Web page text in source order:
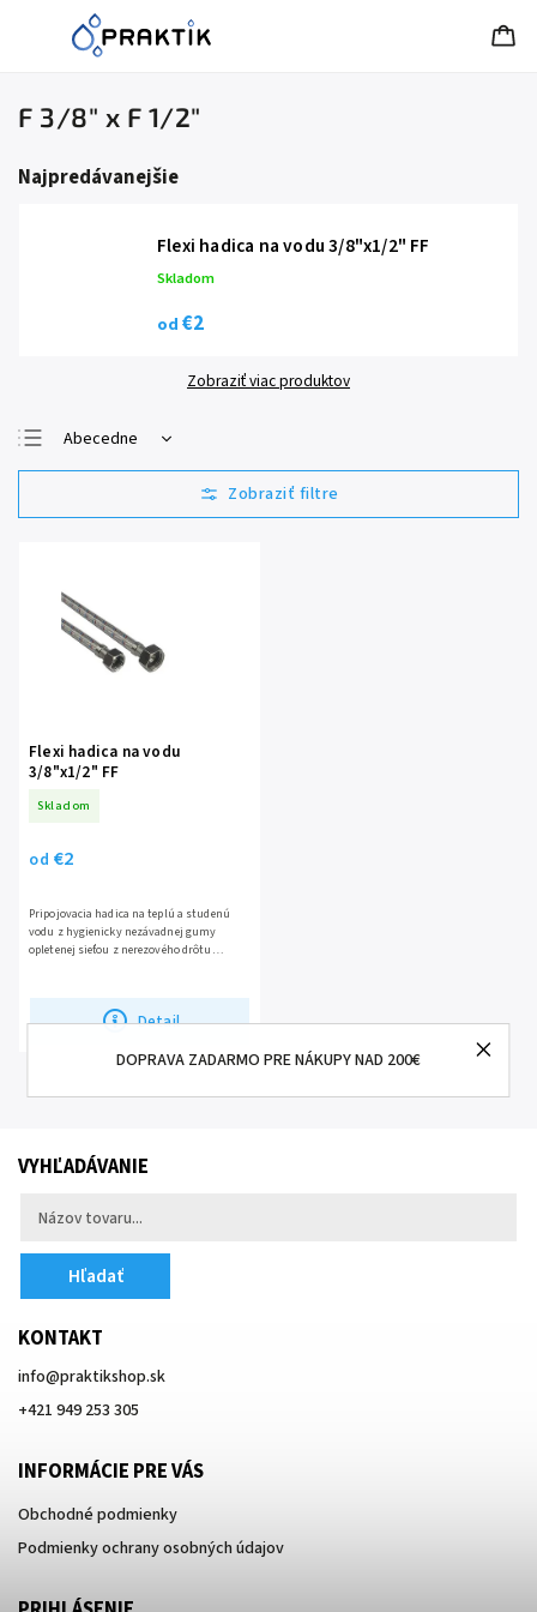
DOPRAVA ZADARMO PRE NÁKUPY NAD 200€
F 3/8" x F 1/2"
Najpredávanejšie
Flexi hadica na vodu 3/8"x1/2" FF
Skladom
od €2
Zobraziť viac produktov
Abecedne
Najlacnejšie
Najdrahšie
Flexi hadica na vodu
3/8"x1/2" FF
Skladom
od €2
Detail
Pripojovacia hadica na teplú a studenú
vodu z hygienicky nezávadnej gumy
opletenej sieťou z nerezového drôtu
VYHĽADÁVANIE
Hľadať
KONTAKT
info@praktikshop.sk
+421 949 253 305
INFORMÁCIE PRE VÁS
Obchodné podmienky
Podmienky ochrany osobných údajov